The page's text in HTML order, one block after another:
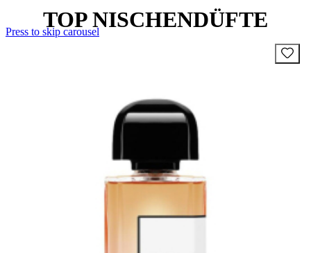
TOP NISCHENDÜFTE
Press to skip carousel